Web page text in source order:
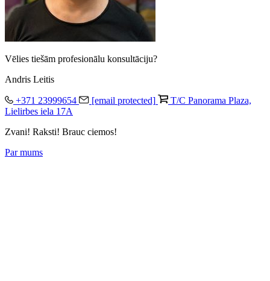
Vēlies tiešām profesionālu konsultāciju?
Andris Leitis
+371 23999654 [email protected]
T/C Panorama Plaza,
Lielirbes iela 17A
Zvani! Raksti! Brauc ciemos!
Par mums